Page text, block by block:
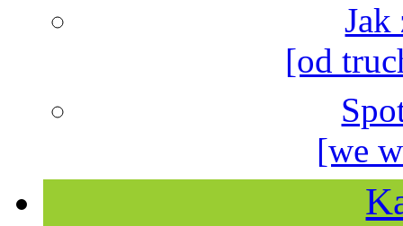
Jak
[od
[we